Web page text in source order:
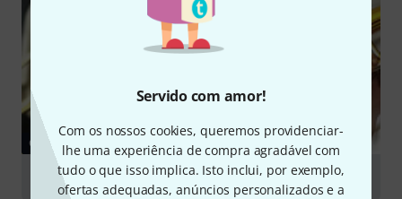
Servido com amor!
Com os nossos cookies, queremos providenciar-
lhe uma experiência de compra agradável com
tudo o que isso implica. Isto inclui, por exemplo,
ofertas adequadas, anúncios personalizados e a
GUIA
Trombones